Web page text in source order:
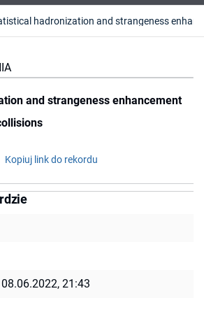
and strangeness enhancement
Kopiuj link do rekordu
08.06.2022, 21:43